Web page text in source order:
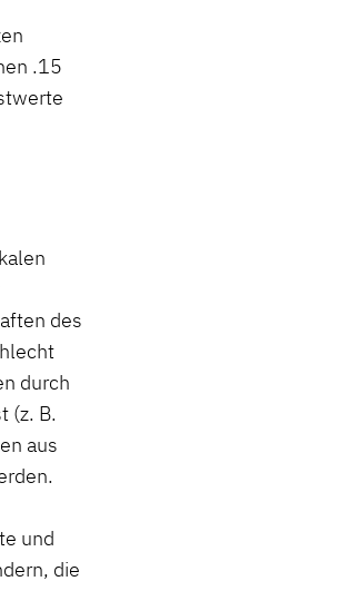
.15
des
durch
(z. B.
aus
und
die